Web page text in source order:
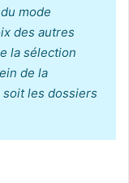
mode
des autres
la sélection
de la
les dossiers